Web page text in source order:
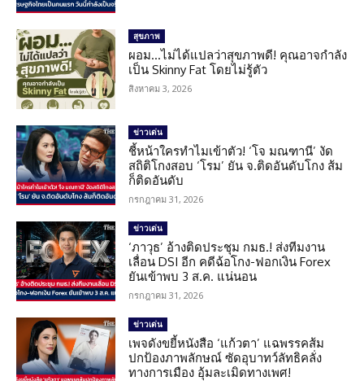
สุขภาพ
ผอม…ไม่ได้แปลว่าสุขภาพดี! คุณอาจกำลัง
เป็น Skinny Fat โดยไม่รู้ตัว
สิงหาคม 3, 2026
ข่าวเด่น
ชี้หน้าใครทำไมเข้าตัว! ‘โจ มณฑานี’ งัด
สถิติโกงสอบ ‘โรม’ ยัน จ.ติดอันดับโกง ส้ม
ก็ติดอันดับ
กรกฎาคม 31, 2026
ข่าวเด่น
‘ภาวุธ’ อ้างติดประชุม กมธ.! ส่งทีมงาน
เลื่อน DSI อีก คดีฉ้อโกง-ฟอกเงิน Forex
ยันเข้าพบ 3 ส.ค. แน่นอน
กรกฎาคม 31, 2026
ข่าวเด่น
เพจดังขยี้หนังสือ ‘แก้วตา’ แฉพรรคส้ม
ปกป้องภาพลักษณ์ ซัดอุบาทว์ลัทธิคลั่ง
ทางการเมือง อุ้มละเมิดทางเพศ!